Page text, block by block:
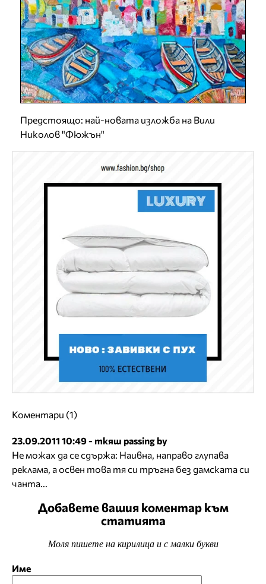
Предстоящо: най-новата изложба на Вили
Николов "Фюжън"
Коментари (1)
23.09.2011 10:49 - ткяш passing by
Не можах да се сдържа: Наивна, направо глупава
реклама, а освен това тя си тръгна без дамската си
чанта...
Добавете вашия коментар към
статията
Моля пишете на кирилица и с малки букви
Име